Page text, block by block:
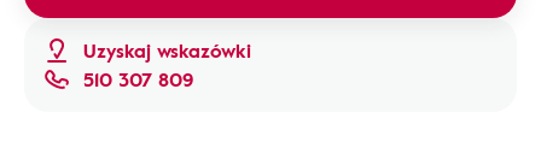
Uzyskaj wskazówki
510 307 809